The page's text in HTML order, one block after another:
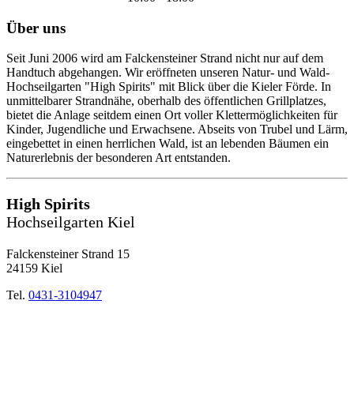
Über uns
Seit Juni 2006 wird am Falckensteiner Strand nicht nur auf dem
Handtuch abgehangen. Wir eröffneten unseren Natur- und Wald-
Hochseilgarten "High Spirits" mit Blick über die Kieler Förde. In
unmittelbarer Strandnähe, oberhalb des öffentlichen Grillplatzes,
bietet die Anlage seitdem einen Ort voller Klettermöglichkeiten für
Kinder, Jugendliche und Erwachsene. Abseits von Trubel und Lärm,
eingebettet in einen herrlichen Wald, ist an lebenden Bäumen ein
Naturerlebnis der besonderen Art entstanden.
High Spirits
Hochseilgarten Kiel
Falckensteiner Strand 15
24159 Kiel
Tel. 0431-3104947